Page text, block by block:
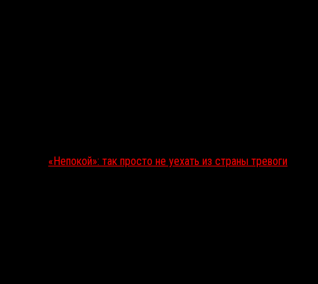
«Непокой»: так просто не уехать из страны тревоги